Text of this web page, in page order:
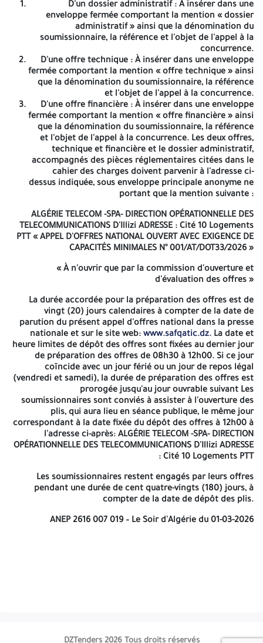
Travaux de construction HANGAR CHARBON METALLIQUE AU
COMPLEXE B ILLIZILa participation au présent avis d'appel
d'offres national est réservée uniquement aux entreprises
qualifiées ayant comme activité principale travaux de bâtiment
et titulaires d'un certificat de qualification et de classification de
catégorie 04 et plus Les entreprises intéressées par la présente
appel d'offres peuvent retirer le cahier des charges
accompagnées du cachet de l'entreprise auprès de la structure
contractante d'Algérie Télécom à l'adresse :
ALGERIE TELECOM-EPE/SPA Direction Opérationnelle des
Télécommunications d'Illizi Adresse : Cité 10 LGTS PTT Illizi Contre
le paiement, auprès de la banque BNA Agence 948 Illizi, d'un
montant de cinq mille dinars algériens (5000 DA) non
remboursable, représentant les frais de documentation et de
reprographie par versement au compte bancaire : Compte en
dinars N° 001 009 480 300 000 030/87 BNA Le cahier des charges
mandaté à cet effet Les offres doivent être composées :
D'un dossier administratif : À insérer dans une
enveloppe fermée comportant la mention « dossier
soumissionnaire, la référence et l'objet de l'appel à la
concurrence.
fermée comportant la mention « offre technique »
ainsi que la dénomination du soumissionnaire, la
référence et l'objet de l'appel à la concurrence.
D'une offre financière : À insérer dans une enveloppe
fermée comportant la mention « offre financière »
ainsi que la dénomination du soumissionnaire, la
référence et l'objet de l'appel à la concurrence. Les
deux offres, technique et financière et le dossier
administratif, accompagnés des pièces réglementaires
citées dans le cahier des charges doivent parvenir à
l'adresse ci-dessus indiquée, sous enveloppe principale
anonyme ne portant que la mention suivante :
ALGÉRIE TELECOM -SPA- DIRECTION OPÉRATIONNELLE DES
TELECOMMUNICATIONS D'Illizi ADRESSE : Cité 10 Logements PTT
MINIMALES N° 001/AT/DOT33/2026 »
« À n'ouvrir que par la commission d'ouverture et d'évaluation
D'un dossier administratif : À insérer dans une
enveloppe fermée comportant la mention « dossier
administratif » ainsi que la dénomination du
soumissionnaire, la référence et l'objet de l'appel à la
concurrence.
D'une offre technique : À insérer dans une enveloppe
fermée comportant la mention « offre technique » ainsi
que la dénomination du soumissionnaire, la référence
et l'objet de l'appel à la concurrence.
D'une offre financière : À insérer dans une enveloppe
fermée comportant la mention « offre financière » ainsi
que la dénomination du soumissionnaire, la référence
et l'objet de l'appel à la concurrence. Les deux offres,
technique et financière et le dossier administratif,
accompagnés des pièces réglementaires citées dans le
cahier des charges doivent parvenir à l'adresse ci-
dessus indiquée, sous enveloppe principale anonyme ne
portant que la mention suivante :
ALGÉRIE TELECOM -SPA- DIRECTION OPÉRATIONNELLE DES
TELECOMMUNICATIONS D'Illizi ADRESSE : Cité 10 Logements
PTT « APPEL D'OFFRES NATIONAL OUVERT AVEC EXIGENCE DE
CAPACITÉS MINIMALES N° 001/AT/DOT33/2026 »
« À n'ouvrir que par la commission d'ouverture et
d'évaluation des offres »
La durée accordée pour la préparation des offres est de
vingt (20) jours calendaires à compter de la date de
parution du présent appel d'offres national dans la presse
nationale et sur le site web: www.safqatic.dz. La date et
heure limites de dépôt des offres sont fixées au dernier jour
de préparation des offres de 08h30 à 12h00. Si ce jour
coïncide avec un jour férié ou un jour de repos légal
(vendredi et samedi), la durée de préparation des offres est
prorogée jusqu'au jour ouvrable suivant Les
soumissionnaires sont conviés à assister à l'ouverture des
plis, qui aura lieu en séance publique, le même jour
correspondant à la date fixée du dépôt des offres à 12h00 à
l'adresse ci-après: ALGÉRIE TELECOM -SPA- DIRECTION
OPÉRATIONNELLE DES TELECOMMUNICATIONS D'Illizi ADRESSE
: Cité 10 Logements PTT
Les soumissionnaires restent engagés par leurs offres
pendant une durée de cent quatre-vingts (180) jours, à
compter de la date de dépôt des plis.
ANEP 2616 007 019 – Le Soir d'Algérie du 01-03-2026
DZTenders 2026 Tous droits réservés